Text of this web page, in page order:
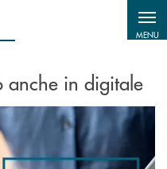
MENU
anche in digitale